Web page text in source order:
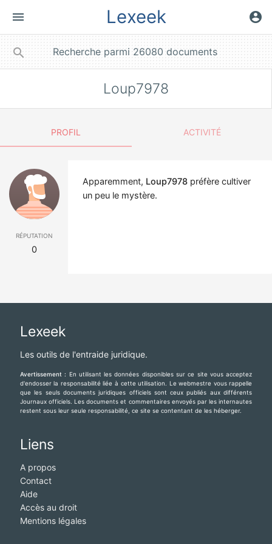
menu Lexeek account_circle
search
Loup7978
PROFIL ACTIVITÉ
réputation
0
Apparemment, Loup7978 préfère cultiver
un peu le mystère.
Lexeek
Les outils de l'entraide juridique.
Avertissement : En utilisant les données disponibles sur ce site vous acceptez
d'endosser la responsabilité liée à cette utilisation. Le webmestre vous rappelle
que les seuls documents juridiques officiels sont ceux publiés aux différents
Journaux officiels. Les documents et commentaires envoyés par les internautes
restent sous leur seule responsabilité, ce site se contentant de les héberger.
Liens
A propos
Contact
Aide
Accès au droit
Mentions légales